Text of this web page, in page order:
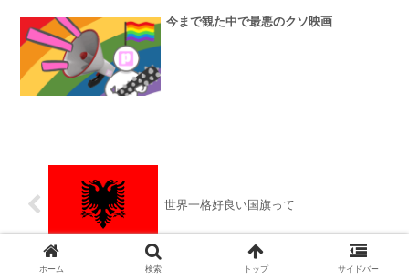
今まで観た中で最悪のクソ映画
世界一格好良い国旗って
ホーム 検索 トップ サイドバー